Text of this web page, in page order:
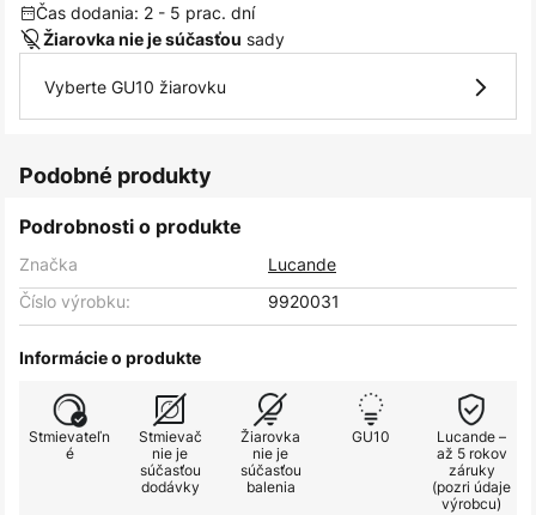
Čas dodania: 2 - 5 prac. dní
Žiarovka nie je súčasťou sady
Vyberte GU10 žiarovku
Podobné produkty
Podrobnosti o produkte
Značka
Lucande
Číslo výrobku:
9920031
Informácie o produkte
Stmievateľn
é
Stmievač
nie je
súčasťou
dodávky
Žiarovka
nie je
súčasťou
balenia
GU10
Lucande –
až 5 rokov
záruky
(pozri údaje
výrobcu)